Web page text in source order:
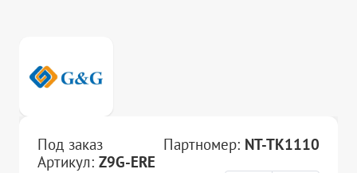
Под заказ Партномер: NT-TK1110
Артикул:Z9G-ERE